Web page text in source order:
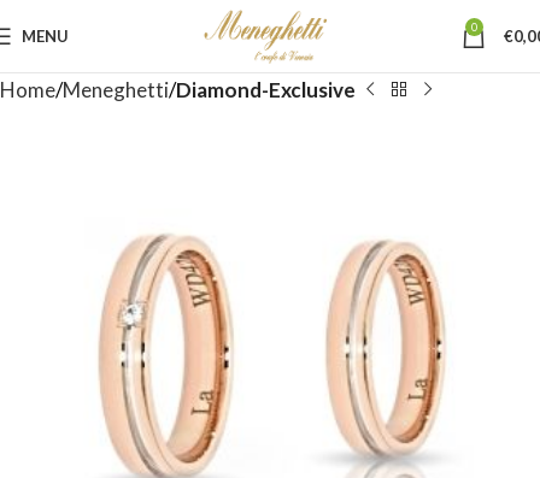
MENU 0 €
Home Meneghetti Diamond-Exclusive